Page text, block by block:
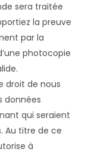
sera traitée
la preuve
par la
photocopie
droit de nous
données
qui seraient
Au titre de ce
à